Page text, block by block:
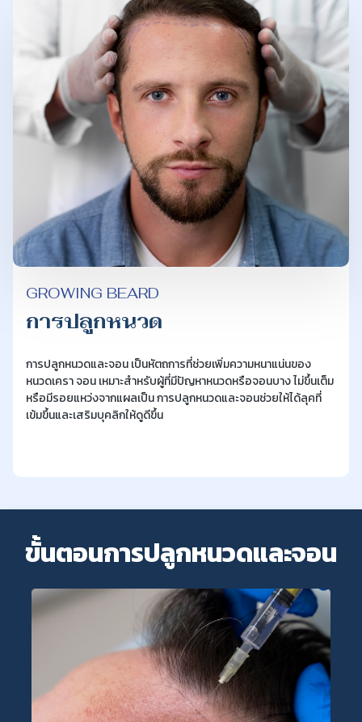
GROWING BEARD
การปลูกหนวด
การปลูกหนวดและจอน เป็นหัตถการที่ช่วยเพิ่มความหนาแน่นของ
หนวดเครา จอน เหมาะสำหรับผู้ที่มีปัญหาหนวดหรือจอนบาง ไม่ขึ้นเต็ม
หรือมีรอยแหว่งจากแผลเป็น การปลูกหนวดและจอนช่วยให้ได้ลุคที่
เข้มขึ้นและเสริมบุคลิกให้ดูดีขึ้น
ขั้นตอนการปลูกหนวดและจอน